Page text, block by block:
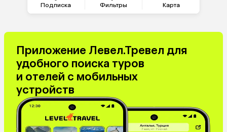
Подписка Фильтры Карта
Индия
Катар
Кипр
Оман
Филиппины
Киргизия
Иордания
Израиль
Гонконг
Венесуэла
Бахрейн
Куба
Таджикистан
Приложение Левел.Тревел для
удобного поиска туров
и отелей с мобильных
устройств